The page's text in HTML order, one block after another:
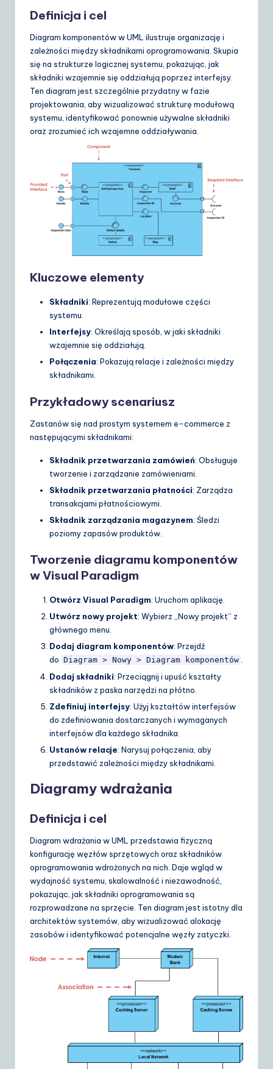
o
A
&
w
Definicja i cel
Diagram komponentów w UML ilustruje organizację i
zależności między składnikami oprogramowania. Skupia
się na strukturze logicznej systemu, pokazując, jak
składniki wzajemnie się oddziałują poprzez interfejsy.
Ten diagram jest szczególnie przydatny w fazie
projektowania, aby wizualizować strukturę modułową
systemu, identyfikować ponownie używalne składniki
oraz zrozumieć ich wzajemne oddziaływania.
Kluczowe elementy
Składniki: Reprezentują modułowe części
systemu.
Interfejsy: Określają sposób, w jaki składniki
wzajemnie się oddziałują.
Połączenia: Pokazują relacje i zależności między
składnikami.
Przykładowy scenariusz
Zastanów się nad prostym systemem e-commerce z
następującymi składnikami:
Składnik przetwarzania zamówień: Obsługuje
tworzenie i zarządzanie zamówieniami.
Składnik przetwarzania płatności: Zarządza
transakcjami płatnościowymi.
Składnik zarządzania magazynem: Śledzi
poziomy zapasów produktów.
Tworzenie diagramu komponentów
w Visual Paradigm
Otwórz Visual Paradigm: Uruchom aplikację.
Utwórz nowy projekt: Wybierz „Nowy projekt” z
głównego menu.
Dodaj diagram komponentów: Przejdź
do Diagram > Nowy > Diagram komponentów
Dodaj składniki: Przeciągnij i upuść kształty
składników z paska narzędzi na płótno.
Zdefiniuj interfejsy: Użyj kształtów interfejsów
do zdefiniowania dostarczanych i wymaganych
interfejsów dla każdego składnika.
Ustanów relacje: Narysuj połączenia, aby
przedstawić zależności między składnikami.
Diagramy wdrażania
Definicja i cel
Diagram wdrażania w UML przedstawia fizyczną
konfigurację węzłów sprzętowych oraz składników
oprogramowania wdrożonych na nich. Daje wgląd w
wydajność systemu, skalowalność i niezawodność,
pokazując, jak składniki oprogramowania są
rozprowadzane na sprzęcie. Ten diagram jest istotny dla
architektów systemów, aby wizualizować alokację
zasobów i identyfikować potencjalne węzły zatyczki.